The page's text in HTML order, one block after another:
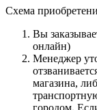
Схема
Вы
онлайн)
Менеджер
магазина,